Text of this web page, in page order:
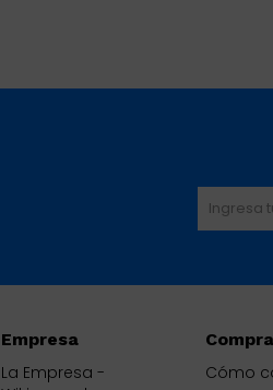
Empresa
La Empresa -
Compra
Cómo